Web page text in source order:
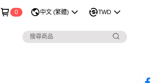
0 中文 (繁體) TWD